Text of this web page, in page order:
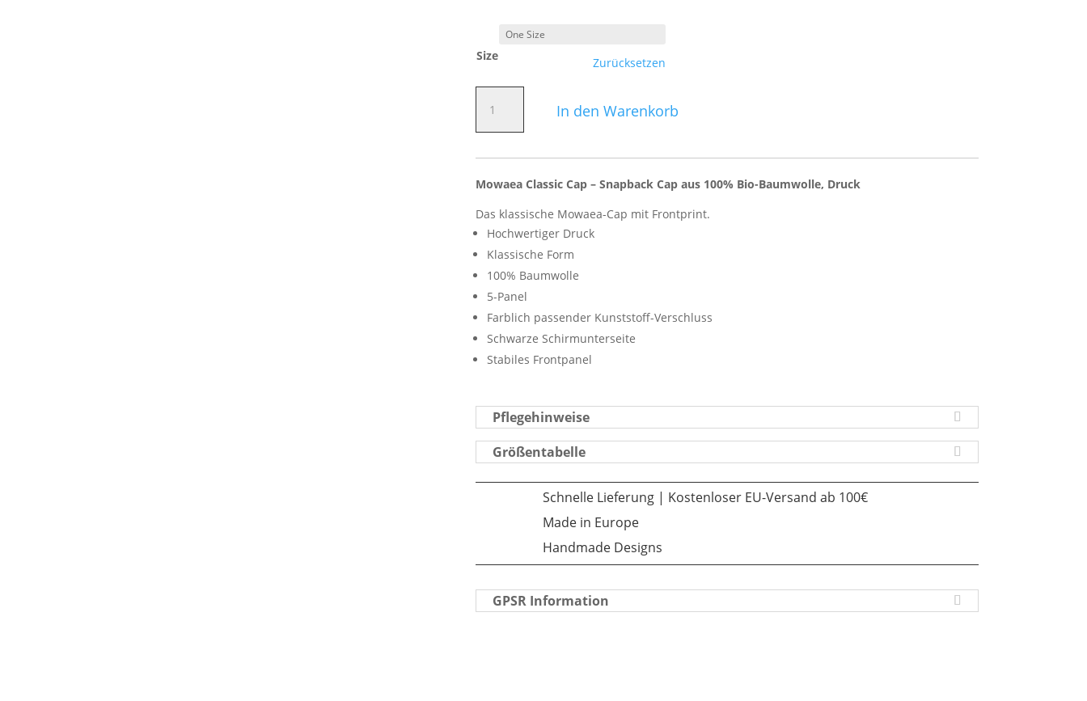
Size Zurücksetzen
crew
Print
Menge
In den Warenkorb
Mowaea Classic Cap – Snapback Cap aus 100% Bio-Baumwolle, Druck
Das klassische Mowaea-Cap mit Frontprint.
Hochwertiger Druck
Klassische Form
100% Baumwolle
5-Panel
Farblich passender Kunststoff-Verschluss
Schwarze Schirmunterseite
Stabiles Frontpanel
Pflegehinweise
Größentabelle
Schnelle Lieferung | Kostenloser EU-Versand ab 100€
Made in Europe
Handmade Designs
GPSR Information